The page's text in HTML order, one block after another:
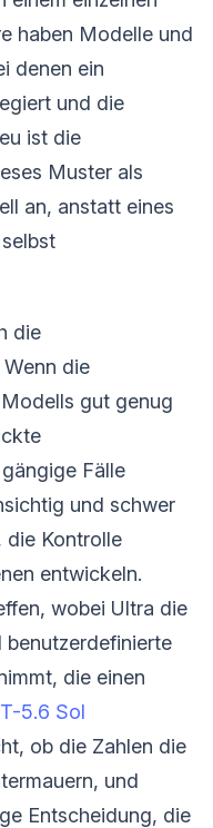
haben Modelle und
denen ein
und die
ist die
Muster als
an, anstatt eines
die
die
gut genug
Fälle
und schwer
die Kontrolle
entwickeln.
wobei Ultra die
benutzerdefinierte
die einen
5.6 Sol
ob die Zahlen die
und
Entscheidung, die